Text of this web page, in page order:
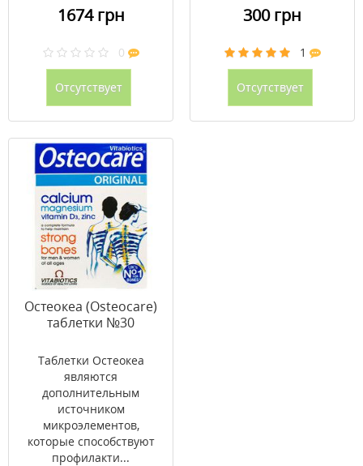
1674 грн
0
Отсутствует
300 грн
1
Отсутствует
Остеокеа (Osteocare)
таблетки №30
Таблетки Остеокеа
являются
дополнительным
источником
микроэлементов,
которые способствуют
профилакти...